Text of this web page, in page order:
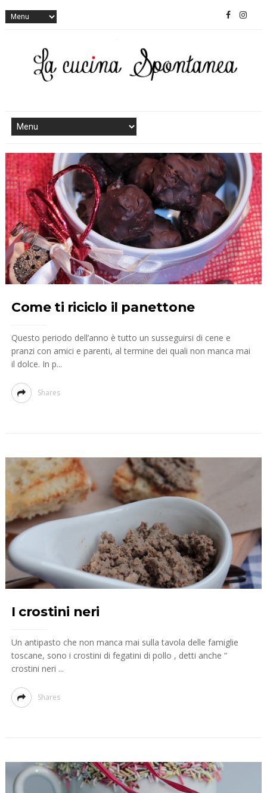
Come ti riciclo il panettone
Questo periodo dell’anno è tutto un susseguirsi di cene e
pranzi con amici e parenti, al termine dei quali non manca mai
il dolce. In p...
Shares
I crostini neri
Un antipasto che non manca mai sulla tavola delle famiglie
toscane, sono i crostini di fegatini di pollo , detti anche “
crostini neri ...
Shares